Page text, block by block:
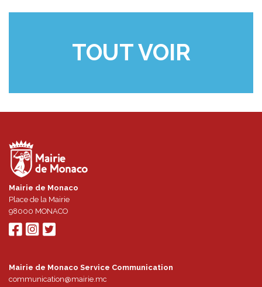
TOUT VOIR
Mairie de Monaco
Place de la Mairie
98000 MONACO
Mairie de Monaco Service Communication
communication@mairie.mc